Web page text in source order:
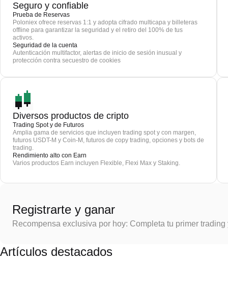
Seguro y confiable
Prueba de Reservas
Poloniex ofrece reservas 1:1 y adopta cifrado multicapa y billeteras
offline para garantizar la seguridad y el retiro del 100% de tus
activos.
Seguridad de la cuenta
Autenticación multifactor, alertas de inicio de sesión inusual y
protección contra secuestro de cookies
Diversos productos de cripto
Trading Spot y de Futuros
Amplia gama de servicios que incluyen trading spot y con margen,
futuros USDT-M y Coin-M, futuros de copy trading, opciones y bots de
trading.
Rendimiento alto con Earn
Varios productos Earn incluyen Flexible, Flexi Max y Staking.
Registrarte y ganar
Recompensa exclusiva por hoy: Completa tu primer
Artículos destacados